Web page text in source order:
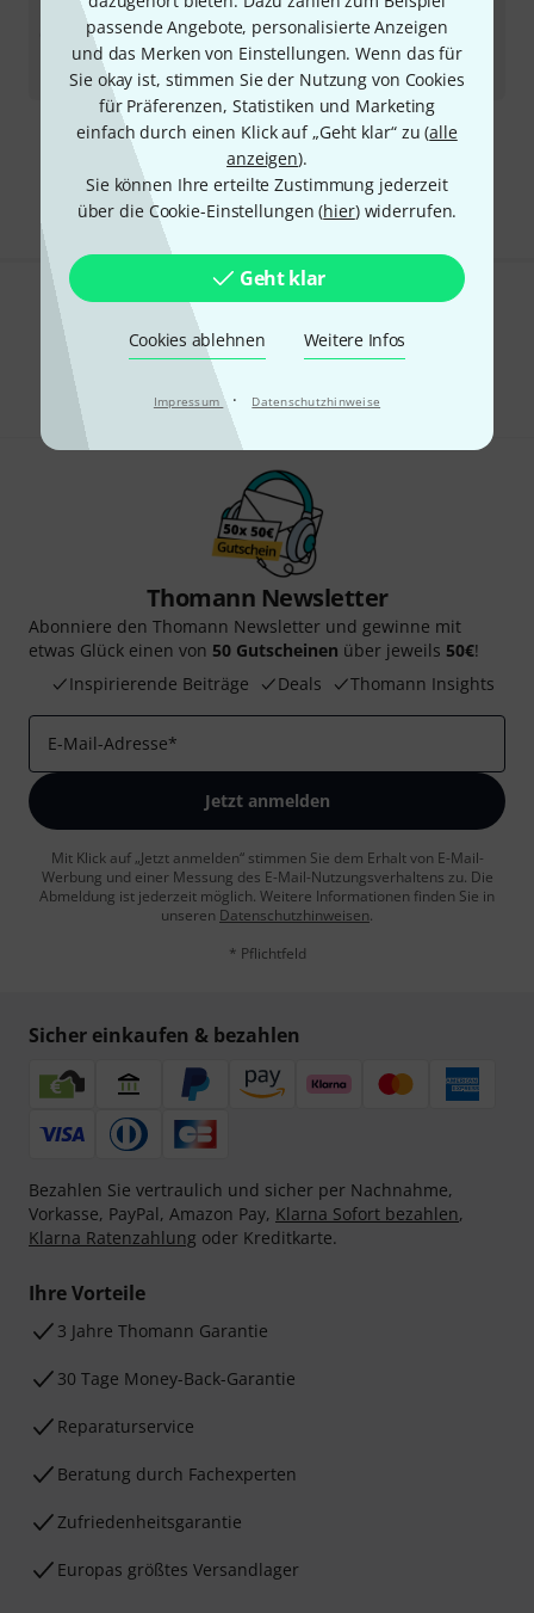
passende Angebote, personalisierte Anzeigen
und das Merken von Einstellungen. Wenn das für
Sie okay ist, stimmen Sie der Nutzung von Cookies
für Präferenzen, Statistiken und Marketing
einfach durch einen Klick auf „Geht klar“ zu (alle
anzeigen).
Sie können Ihre erteilte Zustimmung jederzeit
über die Cookie-Einstellungen (hier) widerrufen.
Geht klar
Cookies ablehnen Weitere Infos
Impressum · Datenschutzhinweise
Sofort lieferbar
103 €
Kostenloser Versand ab 29 €
Alle Preise inkl. MwSt.
Gefällt Ihnen, was Sie sehen?
Teilen
Thomann Newsletter
Abonniere den Thomann Newsletter und gewinne mit
etwas Glück einen von 50 Gutscheinen über jeweils 50€!
Inspirierende Beiträge
Deals Thomann Insights
E-Mail-Adresse*
Jetzt anmelden
Mit Klick auf „Jetzt anmelden“ stimmen Sie dem Erhalt von E-Mail-
Werbung und einer Messung des E-Mail-Nutzungsverhaltens zu. Die
Abmeldung ist jederzeit möglich. Weitere Informationen finden Sie in
unseren Datenschutzhinweisen.
* Pflichtfeld
Sicher einkaufen & bezahlen
Bezahlen Sie vertraulich und sicher per Nachnahme,
Vorkasse, PayPal, Amazon Pay, Klarna Sofort bezahlen,
Klarna Ratenzahlung oder Kreditkarte.
Ihre Vorteile
3 Jahre Thomann Garantie
30 Tage Money-Back-Garantie
Reparaturservice
Beratung durch Fachexperten
Zufriedenheitsgarantie
Europas größtes Versandlager